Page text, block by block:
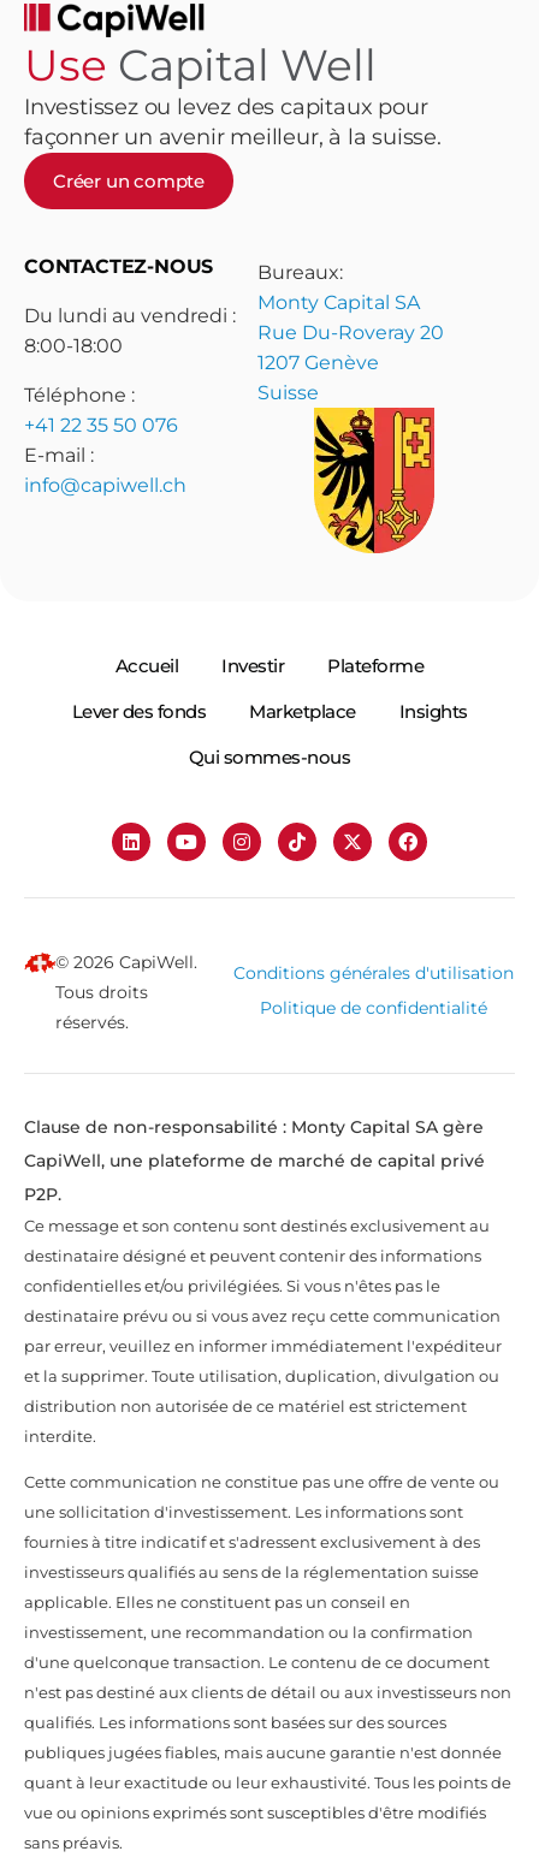
Use Capital Well
Investissez ou levez des capitaux pour
façonner un avenir meilleur, à la suisse.
Créer un compte
CONTACTEZ-NOUS
Du lundi au vendredi :
8:00-18:00
Téléphone :
+41 22 35 50 076
E-mail :
info@capiwell.ch
Bureaux:
Monty Capital SA
Rue Du-Roveray 20
1207 Genève
Suisse
Accueil Investir
Plateforme
Lever des fonds
Marketplace
Insights
Qui sommes-nous
© 2026 CapiWell.
Tous droits
réservés.
Conditions générales d'utilisation
Politique de confidentialité
Clause de non-responsabilité : Monty Capital SA gère
CapiWell, une plateforme de marché de capital privé
P2P.
Ce message et son contenu sont destinés exclusivement au
destinataire désigné et peuvent contenir des informations
confidentielles et/ou privilégiées. Si vous n'êtes pas le
destinataire prévu ou si vous avez reçu cette communication
par erreur, veuillez en informer immédiatement l'expéditeur
et la supprimer. Toute utilisation, duplication, divulgation ou
distribution non autorisée de ce matériel est strictement
interdite.
Cette communication ne constitue pas une offre de vente ou
une sollicitation d'investissement. Les informations sont
fournies à titre indicatif et s'adressent exclusivement à des
investisseurs qualifiés au sens de la réglementation suisse
applicable. Elles ne constituent pas un conseil en
investissement, une recommandation ou la confirmation
d'une quelconque transaction. Le contenu de ce document
n'est pas destiné aux clients de détail ou aux investisseurs non
qualifiés. Les informations sont basées sur des sources
publiques jugées fiables, mais aucune garantie n'est donnée
quant à leur exactitude ou leur exhaustivité. Tous les points de
vue ou opinions exprimés sont susceptibles d'être modifiés
sans préavis.